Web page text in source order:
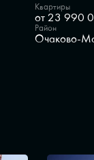
Квартиры
от 23 990
Район
Очаково-